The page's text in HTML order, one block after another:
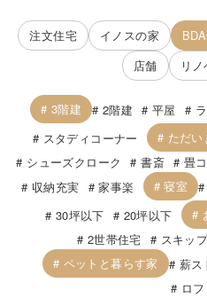
注文住宅 イノスの家
店舗
リ
3階建 2階建 平屋
スタディコーナー
ただ
シューズクローク
書斎 畳
収納充実
家事楽 寝室
30坪以下
20坪以下
2世帯住宅
スキッ
ペットと暮らす家
薪ス
ロフ